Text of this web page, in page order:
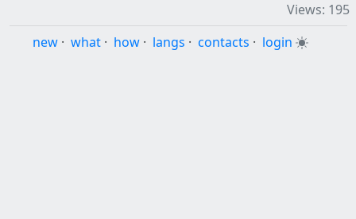
Views: 195
new · what · how · langs · contacts · login